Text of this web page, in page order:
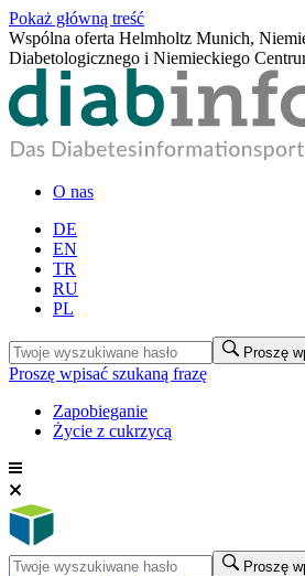
Pokaż główną treść
Wspólna oferta Helmholtz Munich,
Diabetologicznego i Niemieckiego
O nas
DE
EN
TR
RU
PL
Proszę
Proszę wpisać szukaną frazę
Zapobieganie
Życie z cukrzycą
Proszę